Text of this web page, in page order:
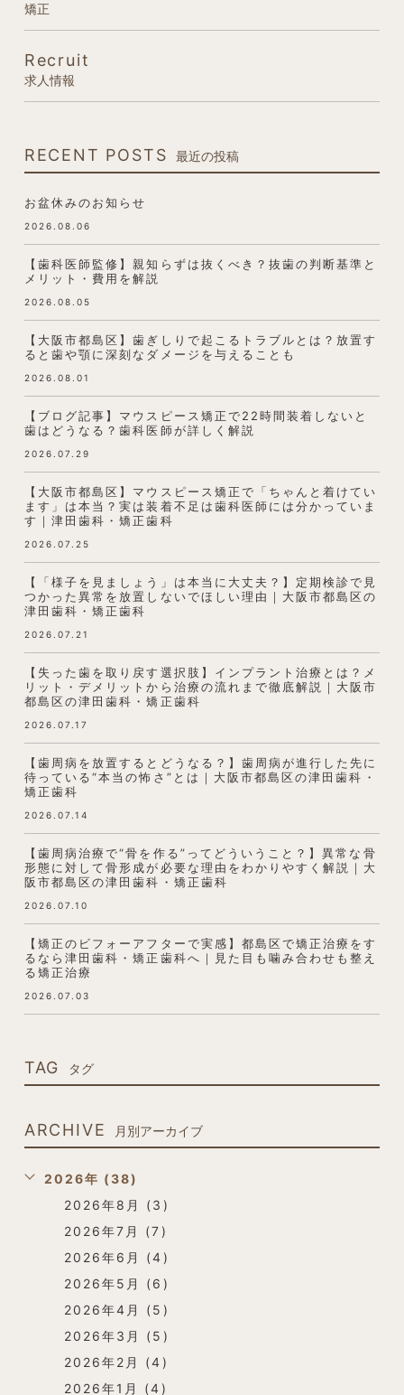
矯正
Recruit
求人情報
RECENT POSTS 最近の投稿
お盆休みのお知らせ
2026.08.06
【歯科医師監修】親知らずは抜くべき？抜歯の判断基準と
メリット・費用を解説
2026.08.05
【大阪市都島区】歯ぎしりで起こるトラブルとは？放置す
ると歯や顎に深刻なダメージを与えることも
2026.08.01
【ブログ記事】マウスピース矯正で22時間装着しないと
歯はどうなる？歯科医師が詳しく解説
2026.07.29
【大阪市都島区】マウスピース矯正で「ちゃんと着けてい
ます」は本当？実は装着不足は歯科医師には分かっていま
す｜津田歯科・矯正歯科
2026.07.25
【「様子を見ましょう」は本当に大丈夫？】定期検診で見
つかった異常を放置しないでほしい理由｜大阪市都島区の
津田歯科・矯正歯科
2026.07.21
【失った歯を取り戻す選択肢】インプラント治療とは？メ
リット・デメリットから治療の流れまで徹底解説｜大阪市
都島区の津田歯科・矯正歯科
2026.07.17
【歯周病を放置するとどうなる？】歯周病が進行した先に
待っている“本当の怖さ”とは｜大阪市都島区の津田歯科・
矯正歯科
2026.07.14
【歯周病治療で“骨を作る”ってどういうこと？】異常な骨
形態に対して骨形成が必要な理由をわかりやすく解説｜大
阪市都島区の津田歯科・矯正歯科
2026.07.10
【矯正のビフォーアフターで実感】都島区で矯正治療をす
るなら津田歯科・矯正歯科へ｜見た目も噛み合わせも整え
る矯正治療
2026.07.03
TAG タグ
ARCHIVE 月別アーカイブ
2026年 (38)
2026年8月 (3)
2026年7月 (7)
2026年6月 (4)
2026年5月 (6)
2026年4月 (5)
2026年3月 (5)
2026年2月 (4)
2026年1月 (4)